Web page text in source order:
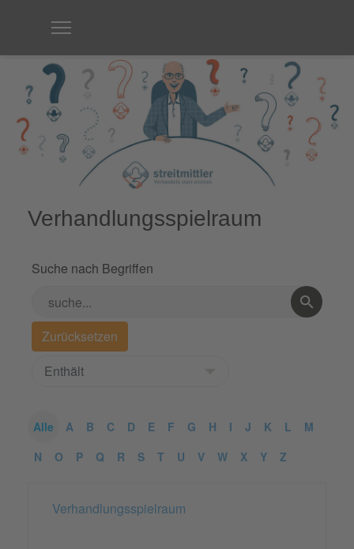
Verhandlungsspielraum
Suche nach Begriffen
Alle A B C D E F G H I J K L
M
N
O P Q R S T U V W X Y Z
Verhandlungsspielraum